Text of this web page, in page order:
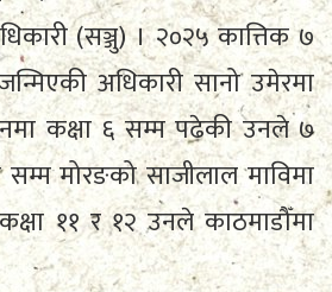
(सञ्जु) । २०२५ कात्तिक ७
अधिकारी सानो उमेरमा
कक्षा ६ सम्म पढेकी उनले ७
मोरङको साजीलाल माविमा
११ र १२ उनले काठमाडौँमा